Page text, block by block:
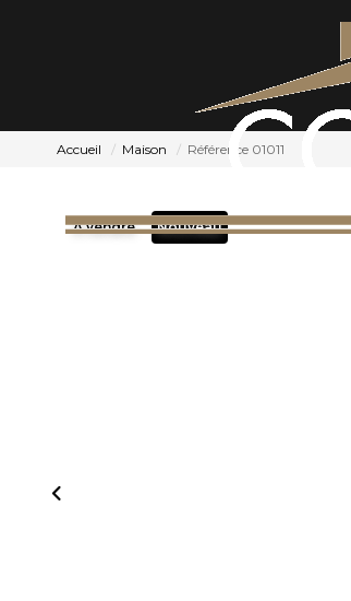
Accueil Maison Référence 01011
A vendre Nouveau